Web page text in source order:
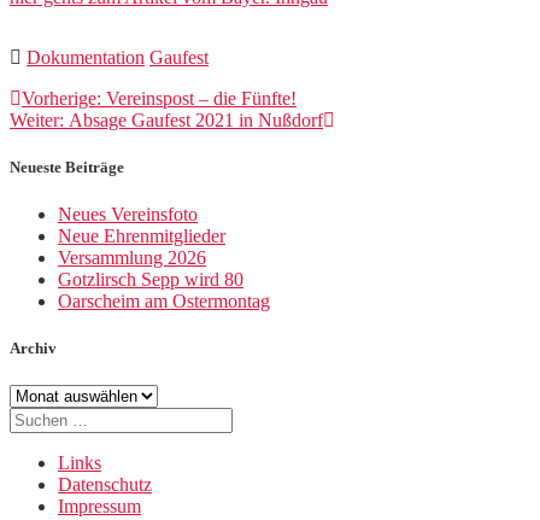
Dokumentation Gaufest
Beitragsnavigation
Vorherige: Vorheriger
Beitrag:
Vereinspost – die Fünfte!
Weiter: Nächster
Absage Gaufest 2021 in Nußdorf
Neueste Beiträge
Neues Vereinsfoto
Neue Ehrenmitglieder
Versammlung 2026
Gotzlirsch Sepp wird 80
Oarscheim am Ostermontag
Archiv
Archiv
Suche
nach:
Links
Datenschutz
Impressum